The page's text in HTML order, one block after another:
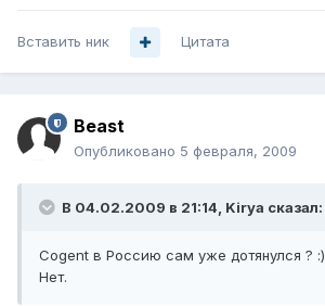
Вставить ник Цитата
Beast
Опубликовано 5 февраля, 2009
В 04.02.2009 в 21:14, Kirya сказал:
Cogent в Россию сам уже дотянулся ? :)
Нет.